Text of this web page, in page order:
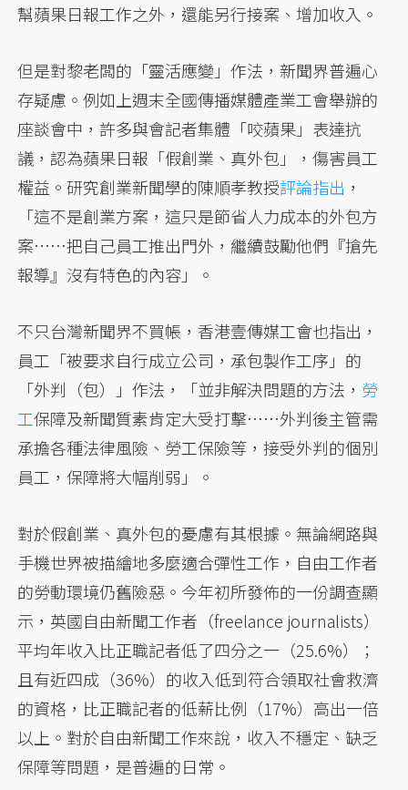
幫蘋果日報工作之外，還能另行接案、增加收入。
但是對黎老闆的「靈活應變」作法，新聞界普遍心
存疑慮。例如上週末全國傳播媒體產業工會舉辦的
座談會中，許多與會記者集體「咬蘋果」表達抗
議，認為蘋果日報「假創業、真外包」，傷害員工
權益。研究創業新聞學的陳順孝教授評論指出 ，
「這不是創業方案，這只是節省人力成本的外包方
案……把自己員工推出門外，繼續鼓勵他們『搶先
報導』沒有特色的內容」。
不只台灣新聞界不買帳，香港壹傳媒工會也指出，
員工「被要求自行成立公司，承包製作工序」的
「外判（包）」作法，「並非解決問題的方法， 勞
工保障及新聞質素肯定大受打擊……外判後主管需
承擔各種法律風險、勞工保險等，接受外判的個別
員工，保障將大幅削弱」。
對於假創業、真外包的憂慮有其根據。無論網路與
手機世界被描繪地多麼適合彈性工作，自由工作者
的勞動環境仍舊險惡。今年初所發佈的一份調查顯
示，英國自由新聞工作者（freelance journalists）
平均年收入比正職記者低了四分之一（25.6%）；
且有近四成（36%）的收入低到符合領取社會救濟
的資格，比正職記者的低薪比例（17%）高出一倍
以上。對於自由新聞工作來說，收入不穩定、缺乏
保障等問題，是普遍的日常。